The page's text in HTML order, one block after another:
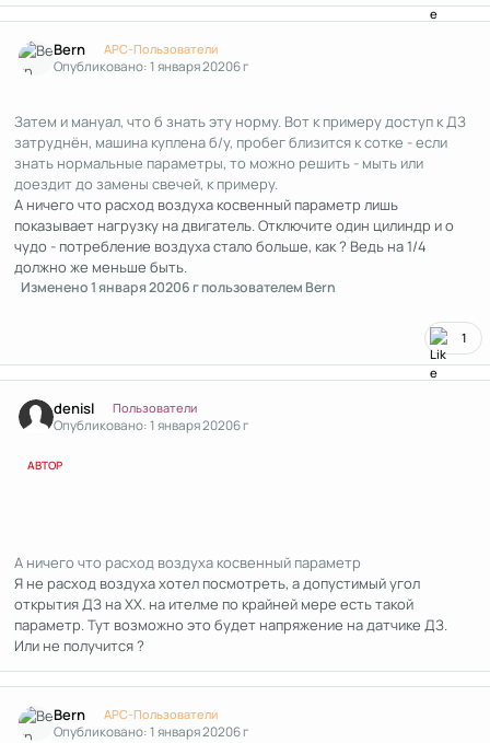
Bern APC-Пользователи
Опубликовано:1 января 20206 г
Затем и мануал, что б знать эту норму. Вот к примеру доступ к ДЗ
затруднён, машина куплена б/у, пробег близится к сотке - если
знать нормальные параметры, то можно решить - мыть или
доездит до замены свечей, к примеру.
А ничего что расход воздуха косвенный параметр лишь
показывает нагрузку на двигатель. Отключите один цилиндр и о
чудо - потребление воздуха стало больше, как ? Ведь на 1/4
должно же меньше быть.
Изменено1 января 20206 гпользователем Bern
1
denisl Пользователи
Опубликовано:1 января 20206 г
АВТОР
А ничего что расход воздуха косвенный параметр
Я не расход воздуха хотел посмотреть, а допустимый угол
открытия ДЗ на ХХ. на ителме по крайней мере есть такой
параметр. Тут возможно это будет напряжение на датчике ДЗ.
Или не получится ?
Bern APC-Пользователи
Опубликовано:1 января 20206 г